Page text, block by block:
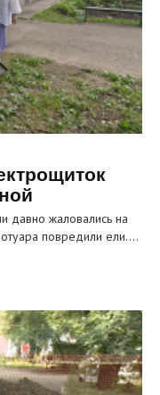
давно жаловались на
повредили ели.…